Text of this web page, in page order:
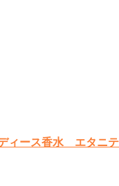
ィース香水 エタニ